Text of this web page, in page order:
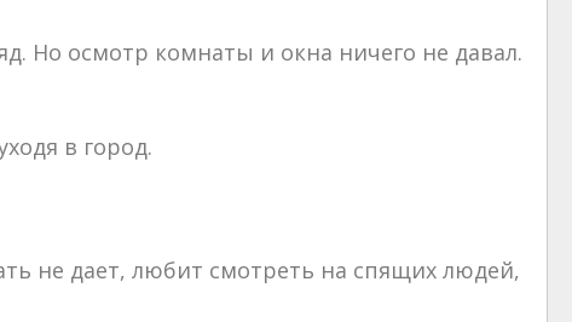
Но осмотр комнаты и окна ничего не давал.
в город.
не дает, любит смотреть на спящих людей,